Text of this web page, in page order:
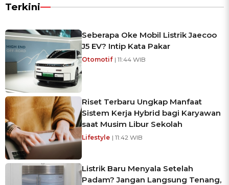
Terkini
Seberapa Oke Mobil Listrik Jaecoo
J5 EV? Intip Kata Pakar
Otomotif | 11:44 WIB
Riset Terbaru Ungkap Manfaat
Sistem Kerja Hybrid bagi Karyawan
saat Musim Libur Sekolah
Lifestyle | 11:42 WIB
Listrik Baru Menyala Setelah
Padam? Jangan Langsung Tenang,